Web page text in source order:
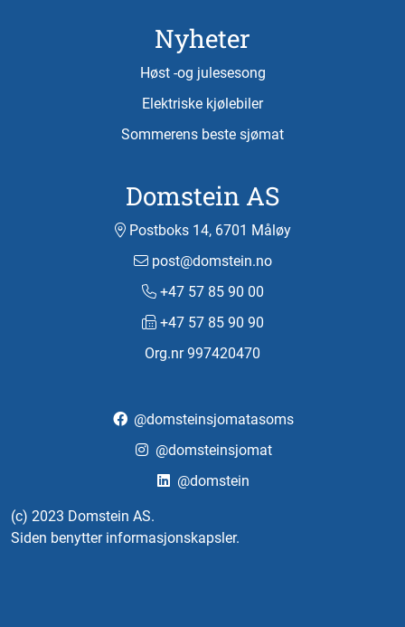
(c) 2023 Domstein AS.
Siden benytter informasjonskapsler.
Nyheter
Høst -og julesesong
Elektriske kjølebiler
Sommerens beste sjømat
Domstein AS
Postboks 14, 6701 Måløy
post@domstein.no
+47 57 85 90 00
+47 57 85 90 90
Org.nr 997420470
@domsteinsjomatasoms
@domsteinsjomat
@domstein